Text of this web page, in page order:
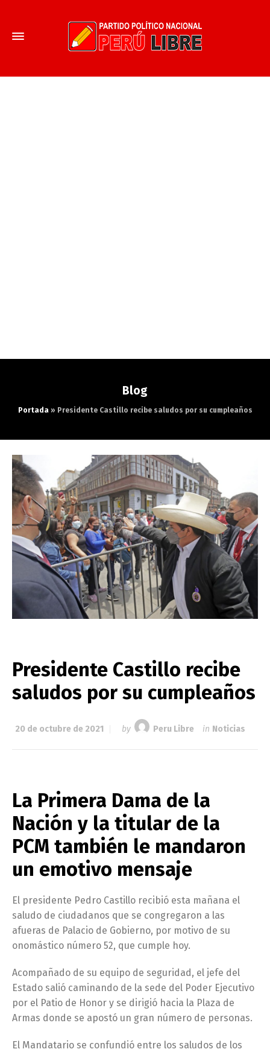
Blog
Portada» Presidente Castillo recibe saludos por su cumpleaños
Presidente Castillo recibe
saludos por su cumpleaños
20 de octubre de 2021 by Peru Libre in Noticias
La Primera Dama de la
Nación y la titular de la
PCM también le mandaron
un emotivo mensaje
El presidente Pedro Castillo recibió esta mañana el
saludo de ciudadanos que se congregaron a las
afueras de Palacio de Gobierno, por motivo de su
onomástico número 52, que cumple hoy.
Acompañado de su equipo de seguridad, el jefe del
Estado salió caminando de la sede del Poder Ejecutivo
por el Patio de Honor y se dirigió hacia la Plaza de
Armas donde se apostó un gran número de personas.
El Mandatario se confundió entre los saludos de los